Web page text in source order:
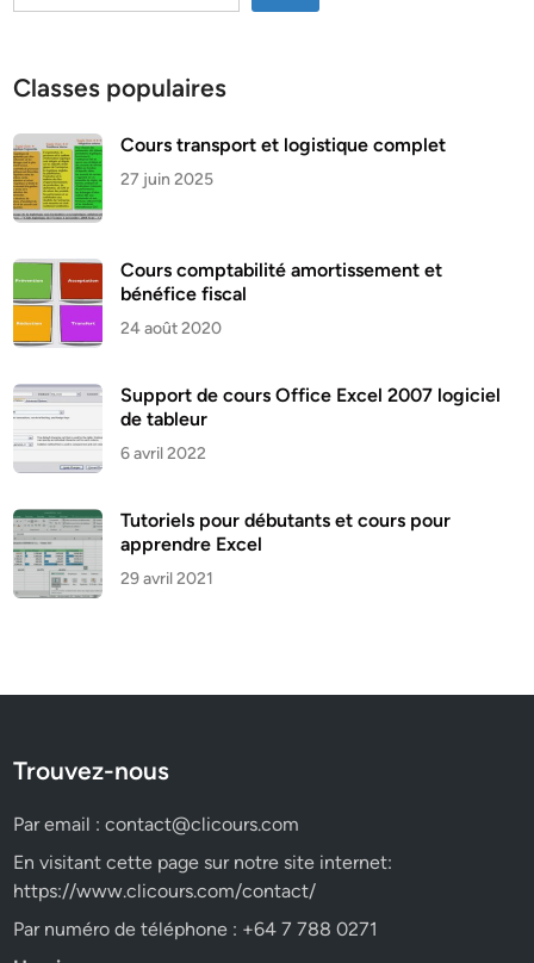
Classes populaires
Cours transport et logistique complet
27 juin 2025
Cours comptabilité amortissement et
bénéfice fiscal
24 août 2020
Support de cours Office Excel 2007 logiciel
de tableur
6 avril 2022
Tutoriels pour débutants et cours pour
apprendre Excel
29 avril 2021
Trouvez-nous
Par email :contact@clicours.com
En visitant cette page sur notre site internet:
https://www.clicours.com/contact/
Par numéro de téléphone : +64 7 788 0271